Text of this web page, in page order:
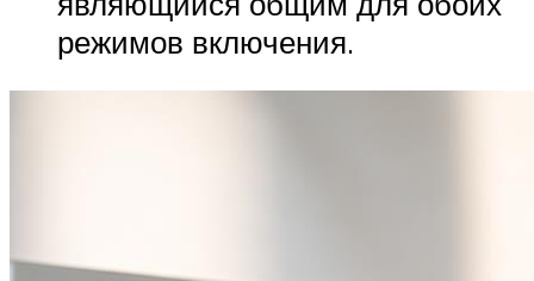
режимов включения.